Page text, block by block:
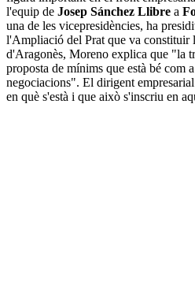
l'equip de Josep Sánchez Llibre a
una de les vicepresidències, ha
l'Ampliació del Prat que va constituir
d'Aragonès, Moreno explica que "la
proposta de mínims que està bé com
negociacions". El dirigent
en què s'està i que això s'inscriu en